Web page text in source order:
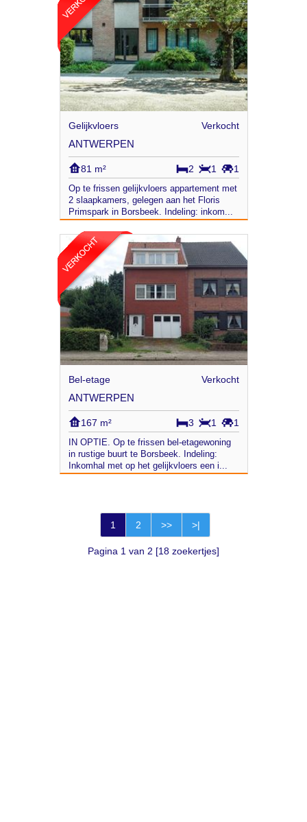
Gelijkvloers Verkocht
ANTWERPEN
81 m² 1
1
2
Op te frissen gelijkvloers appartement met
2 slaapkamers, gelegen aan het Floris
Primspark in Borsbeek. Indeling: inkom...
Bel-etage Verkocht
ANTWERPEN
167 m² 1
1
3
IN OPTIE. Op te frissen bel-etagewoning
in rustige buurt te Borsbeek. Indeling:
Inkomhal met op het gelijkvloers een i...
1 2 >> >|
Pagina 1 van 2 [18 zoekertjes]